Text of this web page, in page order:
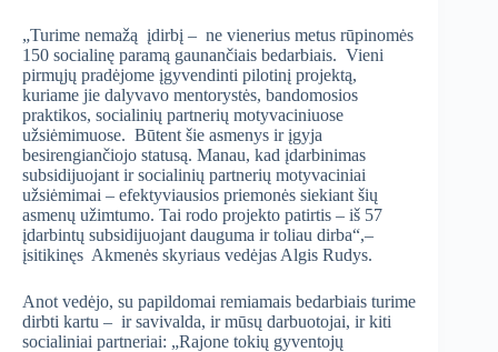
„Turime nemažą įdirbį – ne vienerius metus rūpinomės
150 socialinę paramą gaunančiais bedarbiais. Vieni
pirmųjų pradėjome įgyvendinti pilotinį projektą,
kuriame jie dalyvavo mentorystės, bandomosios
praktikos, socialinių partnerių motyvaciniuose
užsiėmimuose. Būtent šie asmenys ir įgyja
besirengiančiojo statusą. Manau, kad įdarbinimas
subsidijuojant ir socialinių partnerių motyvaciniai
užsiėmimai – efektyviausios priemonės siekiant šių
asmenų užimtumo. Tai rodo projekto patirtis – iš 57
įdarbintų subsidijuojant dauguma ir toliau dirba“,–
įsitikinęs Akmenės skyriaus vedėjas Algis Rudys.
Anot vedėjo, su papildomai remiamais bedarbiais turime
dirbti kartu – ir savivalda, ir mūsų darbuotojai, ir kiti
socialiniai partneriai: „Rajone tokių gyventojų